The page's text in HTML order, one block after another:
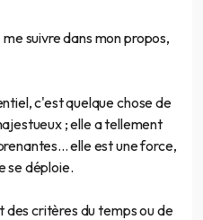
suivre dans mon propos,
c'est quelque chose de
; elle a tellement
elle est une force,
se déploie.
des critères du temps ou de